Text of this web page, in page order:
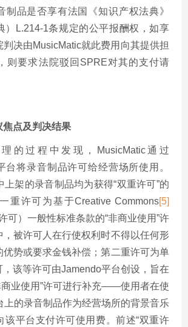
制品是否享有法国《知识产权法典》
）L.214-1条规定的公平报酬权，如享
决由MusicMatic就此费用向其提供担
则要求法院驳回SPRE对其的支付请
点及判决结果
的过程中发现，MusicMatic通过
台将录音制品许可给经营场所使用。
上架的录音制品均为获得“双重许可”的
重许可为基于Creative Commons[5]
可）一般性标准条款的“非商业使用”许
，被许可人在行使权利时不得以任何形
优势或要求金钱补偿；第二重许可为单
该等许可由Jamendo平台创设，旨在
商业使用”许可进行补充——使用者在使
上的录音制品作为经营场所的背景音乐
该平台支付许可使用费。前述“双重许